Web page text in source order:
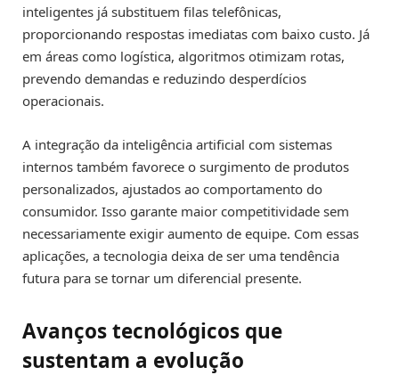
inteligentes já substituem filas telefônicas,
proporcionando respostas imediatas com baixo custo. Já
em áreas como logística, algoritmos otimizam rotas,
prevendo demandas e reduzindo desperdícios
operacionais.
A integração da inteligência artificial com sistemas
internos também favorece o surgimento de produtos
personalizados, ajustados ao comportamento do
consumidor. Isso garante maior competitividade sem
necessariamente exigir aumento de equipe. Com essas
aplicações, a tecnologia deixa de ser uma tendência
futura para se tornar um diferencial presente.
Avanços tecnológicos que
sustentam a evolução